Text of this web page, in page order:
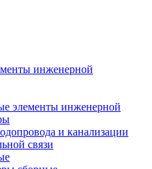
инженерной
элементы инженерной
и канализации
связи